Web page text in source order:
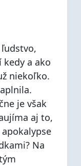
a ako
niekoľko.
je však
aj to,
Na